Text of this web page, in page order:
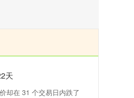
天
却在 31 个交易日内跌了